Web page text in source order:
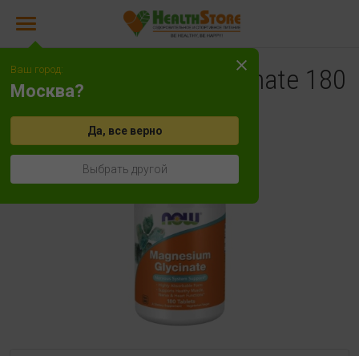
NOW Magnesium Glycinate 180
таб
Ваш город:
Москва?
Да, все верно
Выбрать другой